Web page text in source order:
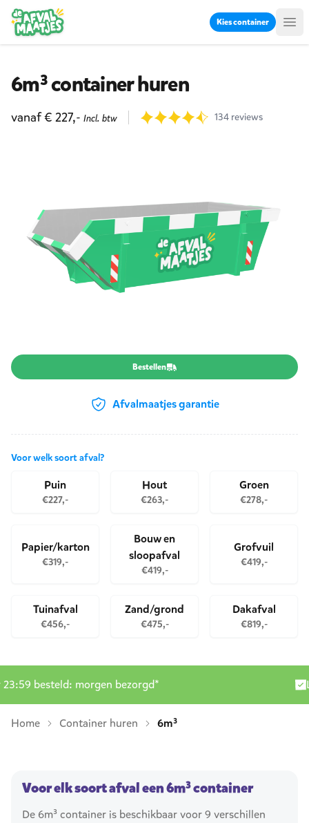
Kies container
6m³ container huren
Product informatie
vanaf € 227,- Incl. btw
Reviews
134 reviews
Product opties Bestellen
Afvalmaatjes garantie
Voor welk soort afval?
Kies een afvalstroom
Puin
€227,-
Hout
€263,-
Groen
€278,-
Papier/karton
€319,-
Bouw en
sloopafval
€419,-
Grofvuil
€419,-
Tuinafval
€456,-
Zand/grond
€475,-
Dakafval
€819,-
Levering door heel Nederland
Home Container huren 6m³
Voor elk soort afval een 6m³ container
De 6m³ container is beschikbaar voor 9 verschillen